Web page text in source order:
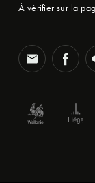
À vérifier sur la